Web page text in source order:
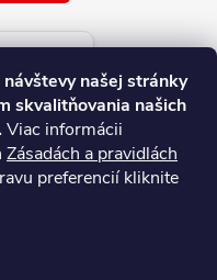
návštevy našej stránky
skvalitňovania našich
Viac informácii
Zásadách a pravidlách
preferencií kliknite
tovaru
2026